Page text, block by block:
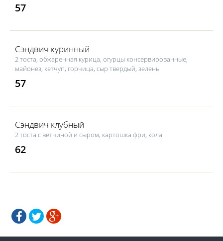
57
Сэндвич куринный
2 тоста, обжаренная курица, огурцы консервированные,
майонез, кетчуп, горчица, сыр твердый, зелень
57
Сэндвич клубный
2 тоста с ветчиной и сыром, картошка фри, кола
62